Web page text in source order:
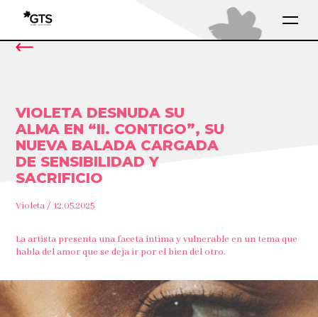
VIOLETA DESNUDA SU
ALMA EN “II. CONTIGO”, SU
NUEVA BALADA CARGADA
DE SENSIBILIDAD Y
SACRIFICIO
Violeta / 12.05.2025
La artista presenta una faceta íntima y vulnerable en un tema que
habla del amor que se deja ir por el bien del otro.